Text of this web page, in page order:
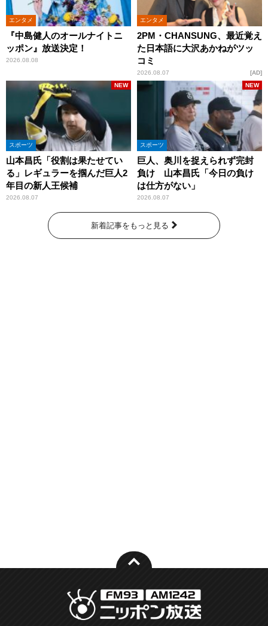
エンタメ
『中島健人のオールナイトニ
ッポン』放送決定！
2026.08.08
エンタメ
2PM・CHANSUNG、最近覚え
た日本語に大沢あかねがツッ
コミ
2026.08.07 AD
スポーツ
山本昌氏「役割は果たせてい
る」レギュラーを掴んだ巨人2
年目の新人王候補
2026.08.07
NEW
スポーツ
巨人、奥川を捉えられず完封
負け 山本昌氏「今日の負け
は仕方がない」
2026.08.07
NEW
新着記事をもっと見る